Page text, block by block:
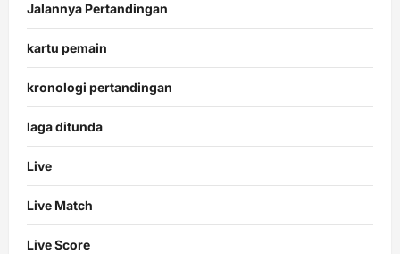
Jalannya Pertandingan
kartu pemain
kronologi pertandingan
laga ditunda
Live
Live Match
Live Score